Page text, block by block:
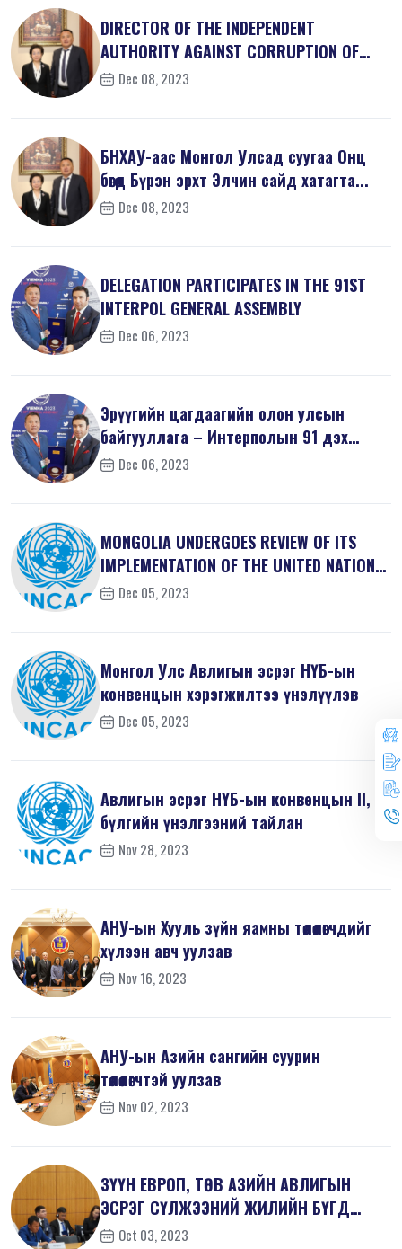
DIRECTOR OF THE INDEPENDENT
AUTHORITY AGAINST CORRUPTION OF
MONGOLIA M...
Dec 08, 2023
БНХАУ-аас Монгол Улсад суугаа Онц
бөгөөд Бүрэн эрхт Элчин сайд хатагта...
Dec 08, 2023
DELEGATION PARTICIPATES IN THE 91ST
INTERPOL GENERAL ASSEMBLY
Dec 06, 2023
Эрүүгийн цагдаагийн олон улсын
байгууллага – Интерполын 91 дэх
удаагий...
Dec 06, 2023
MONGOLIA UNDERGOES REVIEW OF ITS
IMPLEMENTATION OF THE UNITED NATIONS
... Dec 05, 2023
Монгол Улс Авлигын эсрэг НҮБ-ын
конвенцын хэрэгжилтээ үнэлүүлэв
Dec 05, 2023
Авлигын эсрэг НҮБ-ын конвенцын II, V
бүлгийн үнэлгээний тайлан
Nov 28, 2023
АНУ-ын Хууль зүйн яамны төлөөлөгчдийг
хүлээн авч уулзав
Nov 16, 2023
АНУ-ын Азийн сангийн суурин
төлөөлөгчтэй уулзав
Nov 02, 2023
ЗҮҮН ЕВРОП, ТӨВ АЗИЙН АВЛИГЫН
ЭСРЭГ СҮЛЖЭЭНИЙ ЖИЛИЙН БҮГД
ХУРАЛД ОРОЛЦ...
Oct 03, 2023